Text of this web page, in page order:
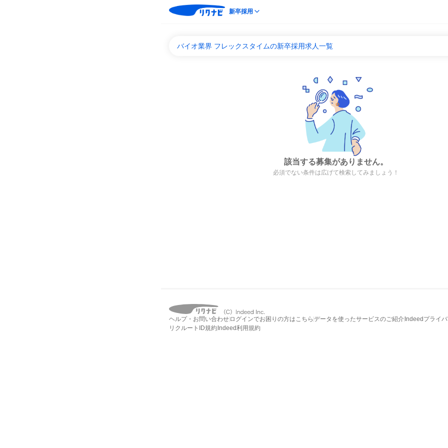
新卒採用
バイオ業界 フレックスタイムの新卒採用求人一覧
該当する募集がありません。
必須でない条件は広げて検索してみましょう！
ヘルプ・お問い合わせ ログインでお困りの方はこちら データを使ったサービスのご紹介 Indeedプライ
リクルートID規約 Indeed利用規約